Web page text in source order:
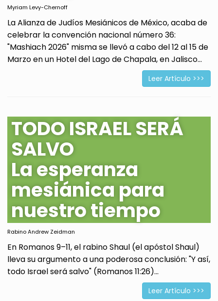
Myriam Levy-Chernoff
La Alianza de Judíos Mesiánicos de México, acaba de
celebrar la convención nacional número 36:
"Mashiach 2026" misma se llevó a cabo del 12 al 15 de
Marzo en un Hotel del Lago de Chapala, en Jalisco...
Leer Artículo >>>
TODO ISRAEL SERÁ
SALVO
La esperanza
mesiánica para
nuestro tiempo
Rabino Andrew Zeidman
En Romanos 9–11, el rabino Shaul (el apóstol Shaul)
lleva su argumento a una poderosa conclusión: "Y así,
todo Israel será salvo" (Romanos 11:26)...
Leer Artículo >>>